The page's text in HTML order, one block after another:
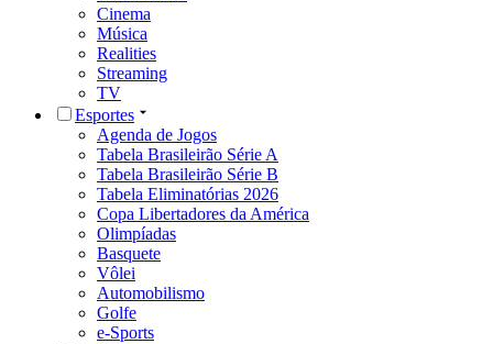
Cinema
Música
Realities
Streaming
TV
Esportes
Agenda de Jogos
Tabela Brasileirão Série A
Tabela Brasileirão Série B
Tabela Eliminatórias 2026
Copa Libertadores da América
Olimpíadas
Basquete
Vôlei
Automobilismo
Golfe
e-Sports